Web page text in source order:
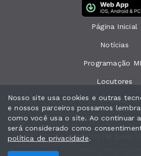
SUCESSOS e
Página Inicial
Notícias
Programação
Locutores
Contato
Peça sua
Política de
Nosso site usa cookies e outras
e nossos parceiros possamos
como você usa o site. Ao continuar
será considerado como
política de privacidade.